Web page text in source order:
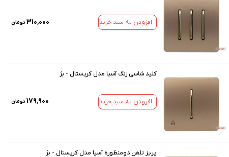
افزودن به سبد خرید ۳۱۰٬۰۰۰ تومان
کلید شاسی زنگ آسیا مدل کریستال - بژ
افزودن به سبد خرید ۱۷۹٬۹۰۰ تومان
پریز تلفن دومنظوره آسیا مدل کریستال - بژ